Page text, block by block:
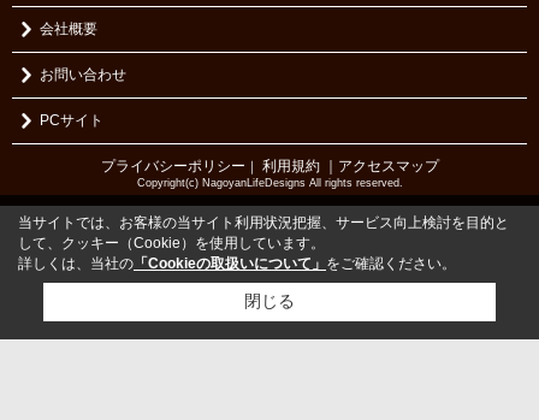
会社概要
お問い合わせ
PCサイト
プライバシーポリシー ｜ 利用規約 ｜アクセスマップ
Copyright(c) NagoyanLifeDesigns All rights reserved.
当サイトでは、お客様の当サイト利用状況把握、サービス向上検討を目的と
して、クッキー（Cookie）を使用しています。
詳しくは、当社の 「Cookieの取扱いについて」 をご確認ください。
閉じる